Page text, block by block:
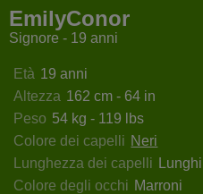
EmilyConor
Signore - 19 anni
Età 19 anni
Altezza 162 cm - 64 in
Peso 54 kg - 119 lbs
Colore dei capelli Neri
Lunghezza dei capelli Lunghi
Colore degli occhi Marroni